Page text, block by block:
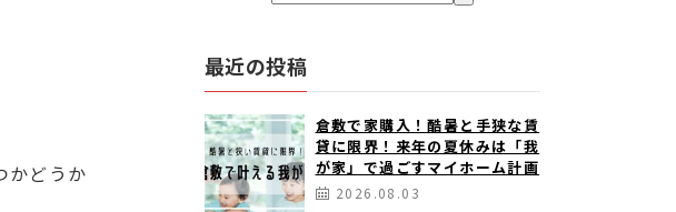
かどうか
最近の投稿
倉敷で家購入！酷暑と手狭な賃
貸に限界！来年の夏休みは「我
が家」で過ごすマイホーム計画
2026.08.03